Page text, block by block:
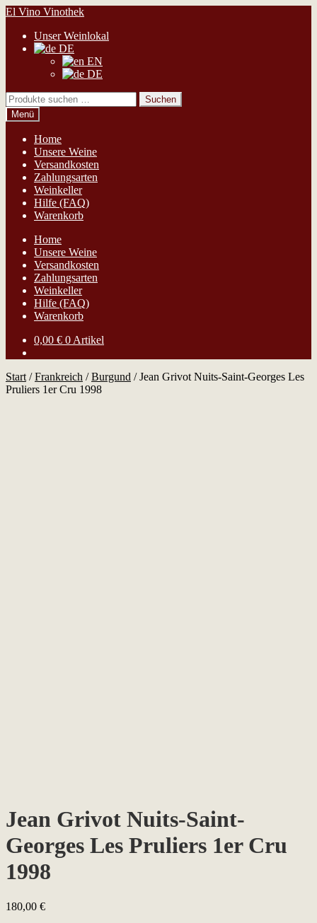
Zur
springen
Zum
springen
El Vino Vinothek
Unser Weinlokal
DE
EN
DE
Suchen
nach:
Suchen
Menü
Home
Unsere Weine
Versandkosten
Zahlungsarten
Weinkeller
Hilfe (FAQ)
Warenkorb
Home
Unsere Weine
Versandkosten
Zahlungsarten
Weinkeller
Hilfe (FAQ)
Warenkorb
0,00 € 0 Artikel
Start /Frankreich /Burgund /Jean Grivot Nuits-Saint-Georges Les
Pruliers 1er Cru 1998
Jean Grivot Nuits-Saint-
Georges Les Pruliers 1er Cru
1998
180,00 €